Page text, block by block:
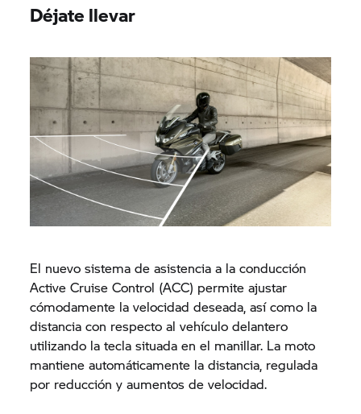
Déjate llevar
El nuevo sistema de asistencia a la conducción
Active Cruise Control (ACC) permite ajustar
cómodamente la velocidad deseada, así como la
distancia con respecto al vehículo delantero
utilizando la tecla situada en el manillar. La moto
mantiene automáticamente la distancia, regulada
por reducción y aumentos de velocidad.